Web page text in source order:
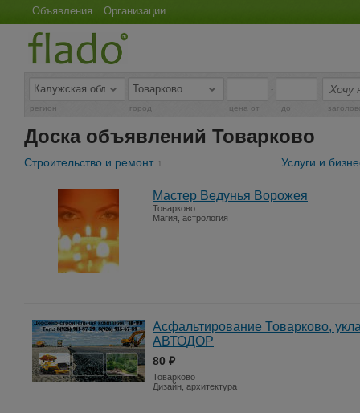
Объявления Организации
-
регион город цена от до
Доска объявлений Товарково
Строительство и ремонт 1 Услуги и
Мастер Ведунья Ворожея
Товарково
Магия, астрология
Асфальтирование Товарково,
АВТОДОР
80 ₽
Товарково
Дизайн, архитектура